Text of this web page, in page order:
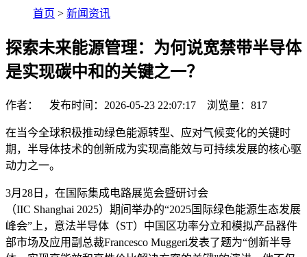
首页 > 新闻资讯
探索未来能源管理：为何说宽禁带半导体
是实现碳中和的关键之一？
作者： 发布时间：2026-05-23 22:07:17 浏览量： 817
在当今全球积极推动绿色能源转型、应对气候变化的关键时
期，半导体技术的创新成为实现高能效与可持续发展的核心驱
动力之一。
3月28日，在国际集成电路展览会暨研讨会
（IIC Shanghai 2025）期间举办的“2025国际绿色能源生态发展
峰会”上，意法半导体（ST）中国区功率分立和模拟产品器件
部市场及应用副总裁Francesco Muggeri发表了题为“创新半导